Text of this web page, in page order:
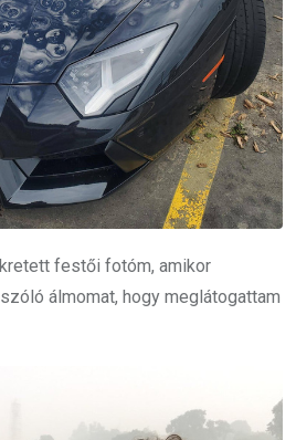
festői fotóm, amikor
álmomat, hogy meglátogattam